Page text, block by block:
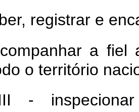
registrar e
a fiel
o território
-